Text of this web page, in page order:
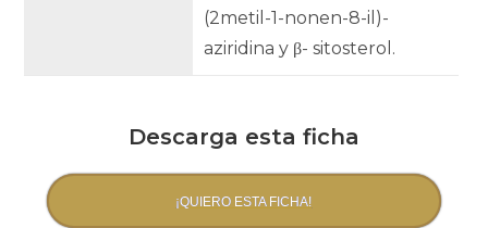
(2metil-1-nonen-8-il)-
aziridina y β- sitosterol.
Descarga esta ficha
¡QUIERO ESTA FICHA!